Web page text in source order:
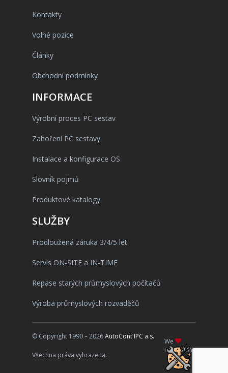
Kontakty
Volné pozice
Články
Obchodní podmínky
INFORMACE
Výrobní proces PC sestav
Zahoření PC sestavy
Instalace a konfigurace OS
Slovník pojmů
Produktové katalogy
SLUŽBY
Prodloužená záruka 3/4/5 let
Servis ON-SITE a IN-TIME
Repase starých průmyslových počítačů
Výroba průmyslových rozvaděčů
© Copyright 1990 – 2026AutoCont IPC a.s.
Všechna práva vyhrazena.
We
INDUSTRY